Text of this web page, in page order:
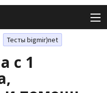
Тесты bigmir)net
с 1